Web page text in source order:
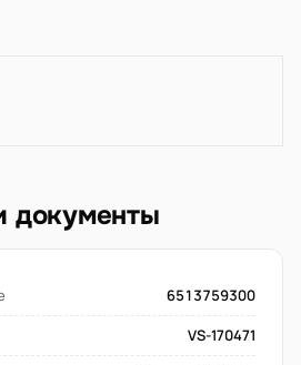
документы
6513759300
VS-170471